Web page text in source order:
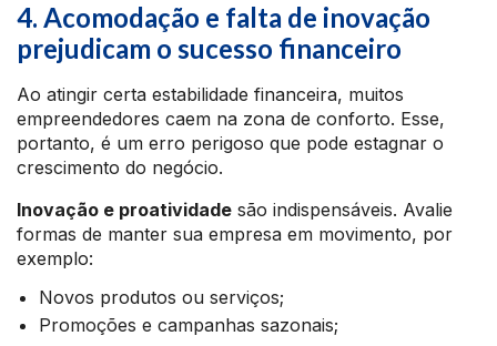
4. Acomodação e falta de inovação
prejudicam o sucesso financeiro
Ao atingir certa estabilidade financeira, muitos
empreendedores caem na zona de conforto. Esse,
portanto, é um erro perigoso que pode estagnar o
crescimento do negócio.
Inovação e proatividade são indispensáveis. Avalie
formas de manter sua empresa em movimento, por
exemplo:
Novos produtos ou serviços;
Promoções e campanhas sazonais;